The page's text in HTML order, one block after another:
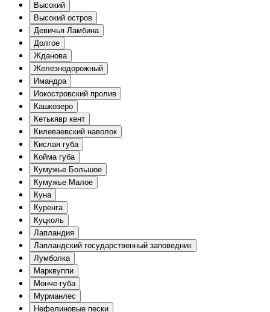
Высокий
Высокий остров
Девичья Ламбина
Долгое
Жданова
Железнодорожный
Имандра
Иокостровский пролив
Кашкозеро
Кетькявр кент
Килеваевский наволок
Кислая губа
Койма губа
Кумужье Большое
Кумужье Малое
Куна
Куренга
Куцколь
Лапландия
Лапландский государственный заповедник
Лумболка
Марквуппи
Монче-губа
Мурманлес
Нефелиновые пески